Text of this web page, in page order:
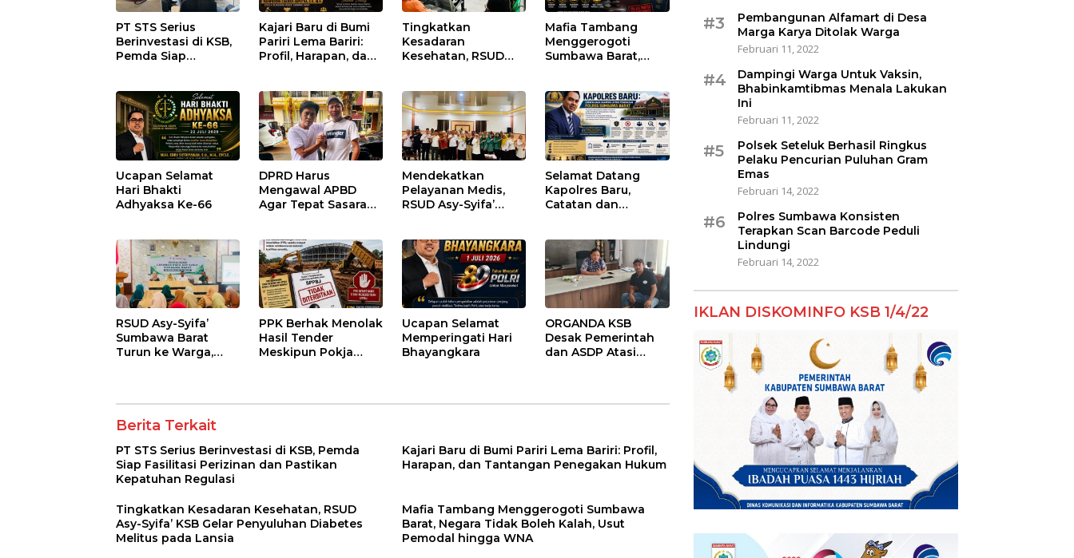
PT STS Serius
Berinvestasi di KSB,
Pemda Siap
Kepatuhan Regulasi
Kajari Baru di Bumi
Pariri Lema Bariri:
Profil, Harapan, dan
Tingkatkan
Kesadaran
Kesehatan, RSUD
Diabetes Melitus
pada Lansia
Mafia Tambang
Menggerogoti
Sumbawa Barat,
hingga WNA
Ucapan Selamat
Hari Bhakti
Adhyaksa Ke-66
DPRD Harus
Mengawal APBD
Agar Tepat Sasaran
Kelompok Tertentu
Mendekatkan
Pelayanan Medis,
RSUD Asy-Syifa’
Edukasi Kesehatan
di Taliwang
Selamat Datang
Kapolres Baru,
Catatan dan
Sumbawa Barat
RSUD Asy-Syifa’
Sumbawa Barat
Turun ke Warga,
PPK Berhak Menolak
Hasil Tender
Meskipun Pokja
Ucapan Selamat
Memperingati Hari
Bhayangkara
ORGANDA KSB
Desak Pemerintah
dan ASDP Atasi
Berita Terkait
PT STS Serius Berinvestasi di KSB, Pemda
Siap Fasilitasi Perizinan dan Pastikan
Kepatuhan Regulasi
Kajari Baru di Bumi Pariri Lema Bariri: Profil,
Harapan, dan Tantangan Penegakan Hukum
Tingkatkan Kesadaran Kesehatan, RSUD
Asy-Syifa’ KSB Gelar Penyuluhan Diabetes
Melitus pada Lansia
Mafia Tambang Menggerogoti Sumbawa
Barat, Negara Tidak Boleh Kalah, Usut
Pemodal hingga WNA
#3
Pembangunan Alfamart di Desa
Marga Karya Ditolak Warga
Februari 11, 2022
#4
Dampingi Warga Untuk Vaksin,
Bhabinkamtibmas Menala Lakukan
Ini
Februari 11, 2022
#5
Polsek Seteluk Berhasil Ringkus
Pelaku Pencurian Puluhan Gram
Emas
Februari 14, 2022
#6
Polres Sumbawa Konsisten
Terapkan Scan Barcode Peduli
Lindungi
Februari 14, 2022
IKLAN DISKOMINFO KSB 1/4/22